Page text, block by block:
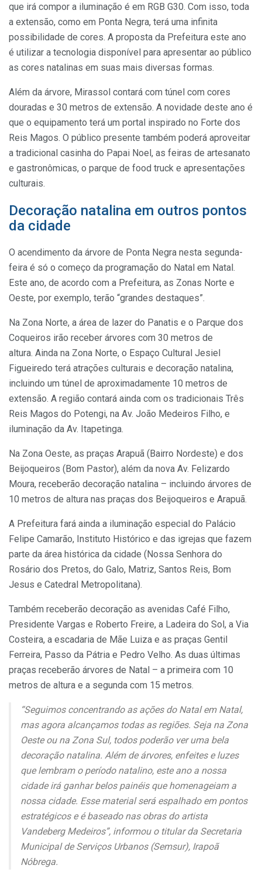
que irá compor a iluminação é em RGB G30. Com isso, toda
a extensão, como em Ponta Negra, terá uma infinita
possibilidade de cores. A proposta da Prefeitura este ano
é utilizar a tecnologia disponível para apresentar ao público
as cores natalinas em suas mais diversas formas.
Além da árvore, Mirassol contará com túnel com cores
douradas e 30 metros de extensão. A novidade deste ano é
que o equipamento terá um portal inspirado no Forte dos
Reis Magos. O público presente também poderá aproveitar
a tradicional casinha do Papai Noel, as feiras de artesanato
e gastronômicas, o parque de food truck e apresentações
culturais.
Decoração natalina em outros pontos
da cidade
O acendimento da árvore de Ponta Negra nesta segunda-
feira é só o começo da programação do Natal em Natal.
Este ano, de acordo com a Prefeitura, as Zonas Norte e
Oeste, por exemplo, terão “grandes destaques”.
Na Zona Norte, a área de lazer do Panatis e o Parque dos
Coqueiros irão receber árvores com 30 metros de
altura. Ainda na Zona Norte, o Espaço Cultural Jesiel
Figueiredo terá atrações culturais e decoração natalina,
incluindo um túnel de aproximadamente 10 metros de
extensão. A região contará ainda com os tradicionais Três
Reis Magos do Potengi, na Av. João Medeiros Filho, e
iluminação da Av. Itapetinga.
Na Zona Oeste, as praças Arapuã (Bairro Nordeste) e dos
Beijoqueiros (Bom Pastor), além da nova Av. Felizardo
Moura, receberão decoração natalina – incluindo árvores de
10 metros de altura nas praças dos Beijoqueiros e Arapuã.
A Prefeitura fará ainda a iluminação especial do Palácio
Felipe Camarão, Instituto Histórico e das igrejas que fazem
parte da área histórica da cidade (Nossa Senhora do
Rosário dos Pretos, do Galo, Matriz, Santos Reis, Bom
Jesus e Catedral Metropolitana).
Também receberão decoração as avenidas Café Filho,
Presidente Vargas e Roberto Freire, a Ladeira do Sol, a Via
Costeira, a escadaria de Mãe Luiza e as praças Gentil
Ferreira, Passo da Pátria e Pedro Velho. As duas últimas
praças receberão árvores de Natal – a primeira com 10
metros de altura e a segunda com 15 metros.
“Seguimos concentrando as ações do Natal em Natal,
mas agora alcançamos todas as regiões. Seja na Zona
Oeste ou na Zona Sul, todos poderão ver uma bela
decoração natalina. Além de árvores, enfeites e luzes
que lembram o período natalino, este ano a nossa
cidade irá ganhar belos painéis que homenageiam a
nossa cidade. Esse material será espalhado em pontos
estratégicos e é baseado nas obras do artista
Vandeberg Medeiros”, informou o titular da Secretaria
Municipal de Serviços Urbanos (Semsur), Irapoã
Nóbrega.